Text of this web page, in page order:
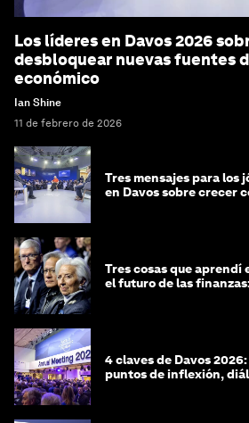
Los líderes en Davos 2026
desbloquear nuevas fuentes
económico
Ian Shine
11 de febrero de 2026
Tres mensajes para los
en Davos sobre crecer
Tres cosas que aprendí
el futuro de las
4 claves de Davos
puntos de inflexión,